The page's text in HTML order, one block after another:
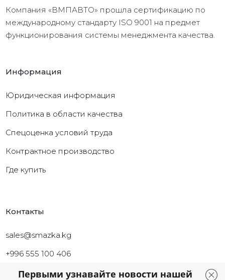
Первыми узнавайте новости нашей
Компания «ВМПАВТО» прошла сертификацию по
международному стандарту ISO 9001 на предмет
функционирования системы менеджмента качества.
Информация
Юридическая информация
Политика в области качества
Cпецоценка условий труда
Контрактное производство
Где купить
Контакты
sales@smazka.kg
+996 555 100 406
+996 226 261 126